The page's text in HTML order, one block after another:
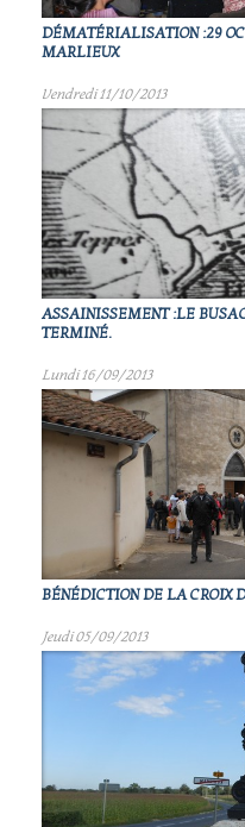
DÉMATÉRIALISATION :29
MARLIEUX
Vendredi 11/10/2013
ASSAINISSEMENT :LE
TERMINÉ.
Lundi 16/09/2013
BÉNÉDICTION DE LA CROIX
Jeudi 05/09/2013